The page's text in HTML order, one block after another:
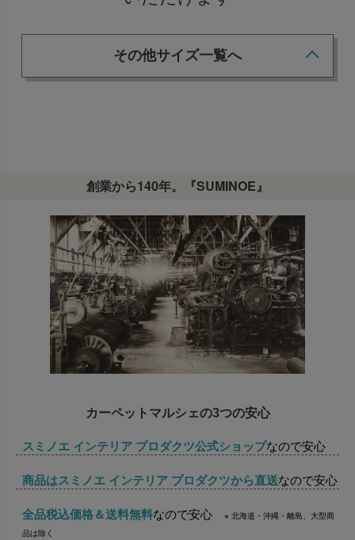
その他サイズ一覧へ
創業から140年。『SUMINOE』
カーペットマルシェの3つの安心
スミノエ インテリア プロダクツ公式ショップなので安心
商品はスミノエ インテリア プロダクツから直送なので安心
全品税込価格＆送料無料なので安心
※ 北海道・沖縄・離島、大型商
品は除く